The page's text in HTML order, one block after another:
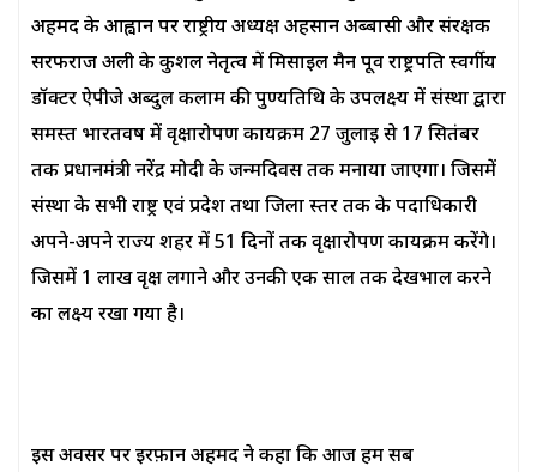
अहमद के आह्वान पर राष्ट्रीय अध्यक्ष अहसान अब्बासी और संरक्षक
सरफराज अली के कुशल नेतृत्व में मिसाइल मैन पूर्व राष्ट्रपति स्वर्गीय
डॉक्टर ऐपीजे अब्दुल कलाम की पुण्यतिथि के उपलक्ष्य में संस्था द्वारा
समस्त भारतवर्ष में वृक्षारोपण कार्यक्रम 27 जुलाई से 17 सितंबर
तक प्रधानमंत्री नरेंद्र मोदी के जन्मदिवस तक मनाया जाएगा। जिसमें
संस्था के सभी राष्ट्र एवं प्रदेश तथा जिला स्तर तक के पदाधिकारी
अपने-अपने राज्य शहर में 51 दिनों तक वृक्षारोपण कार्यक्रम करेंगे।
जिसमें 1 लाख वृक्ष लगाने और उनकी एक साल तक देखभाल करने
का लक्ष्य रखा गया है।
इस अवसर पर इरफ़ान अहमद ने कहा कि आज हम सब